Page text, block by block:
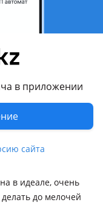
в приложении
сайта
км
привод
в идеале, очень
до мелочей